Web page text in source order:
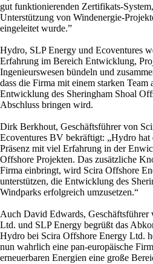
gut funktionierenden Zertifikats-
Unterstützung von Windenergie-
eingeleitet wurde.”
Hydro, SLP Energy und Ecoventures
Erfahrung im Bereich Entwicklung,
Ingenieurswesen bündeln und
dass die Firma mit einem starken Team
Entwicklung des Sheringham Shoal
Abschluss bringen wird.
Dirk Berkhout, Geschäftsführer von
Ecoventures BV bekräftigt: „Hydro hat
Präsenz mit viel Erfahrung in der
Offshore Projekten. Das zusätzliche
Firma einbringt, wird Scira Offshore
unterstützen, die Entwicklung des
Windparks erfolgreich umzusetzen.“
Auch David Edwards,
Ltd. und SLP Energy begrüßt das
Hydro bei Scira Offshore Energy Ltd.
nun wahrlich eine pan-europäische
erneuerbaren Energien eine große